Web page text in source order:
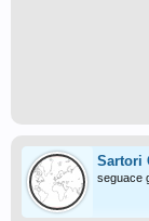
Sartori
seguace